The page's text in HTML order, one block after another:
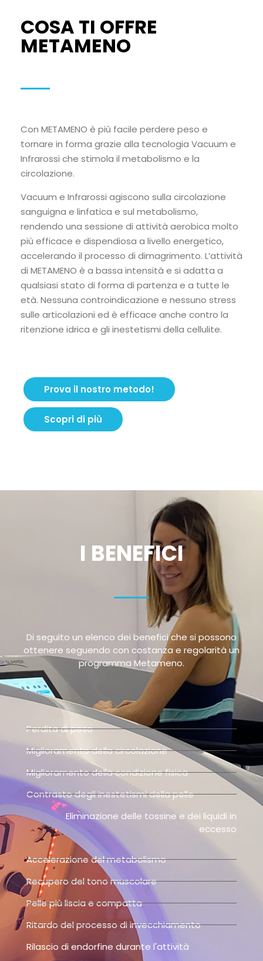
COSA TI OFFRE
METAMENO
Con METAMENO è più facile perdere peso e
tornare in forma grazie alla tecnologia Vacuum e
Infrarossi che stimola il metabolismo e la
circolazione.
Vacuum e Infrarossi agiscono sulla circolazione
sanguigna e linfatica e sul metabolismo,
rendendo una sessione di attività aerobica molto
più efficace e dispendiosa a livello energetico,
accelerando il processo di dimagrimento. L’attività
di METAMENO è a bassa intensità e si adatta a
qualsiasi stato di forma di partenza e a tutte le
età. Nessuna controindicazione e nessuno stress
sulle articolazioni ed è efficace anche contro la
ritenzione idrica e gli inestetismi della cellulite.
Prova il nostro metodo!
Scopri di più
I BENEFICI
Di seguito un elenco dei benefici che si possono
ottenere seguendo con costanza e regolarità un
programma Metameno.
Perdita di peso
Miglioramento della circolazione
Miglioramento della condizione fisica
Contrasto degli inestetismi della pelle
Eliminazione delle tossine e dei liquidi in
eccesso
Accelerazione del metabolismo
Recupero del tono muscolare
Pelle più liscia e compatta
Ritardo del processo di invecchiamento
Rilascio di endorfine durante l'attività